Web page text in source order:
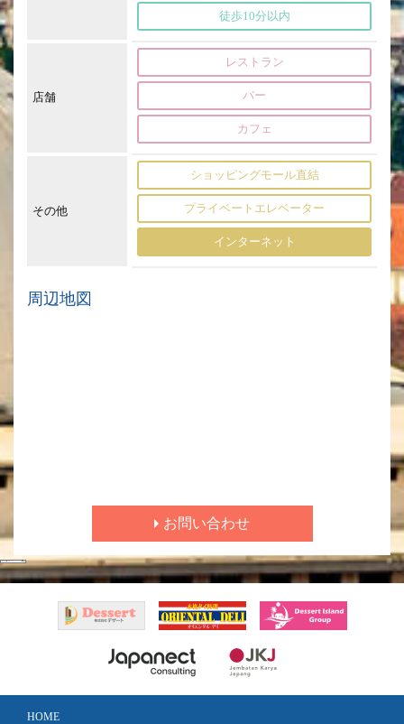
徒歩10分以内
店舗
レストラン
バー
カフェ
その他
ショッピングモール直結
プライベートエレベーター
インターネット
周辺地図
お問い合わせ
HOME